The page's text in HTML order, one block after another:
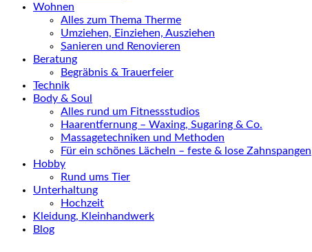
Wohnen
Alles zum Thema Therme
Umziehen, Einziehen, Ausziehen
Sanieren und Renovieren
Beratung
Begräbnis & Trauerfeier
Technik
Body & Soul
Alles rund um Fitnessstudios
Haarentfernung – Waxing, Sugaring & Co.
Massagetechniken und Methoden
Für ein schönes Lächeln – feste & lose Zahnspangen
Hobby
Rund ums Tier
Unterhaltung
Hochzeit
Kleidung, Kleinhandwerk
Blog